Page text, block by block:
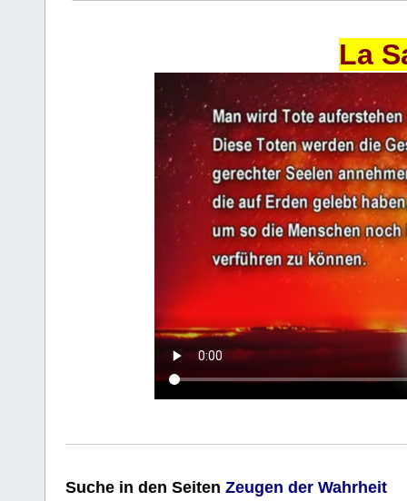
La
Suche in den Seiten Zeugen der Wahrheit